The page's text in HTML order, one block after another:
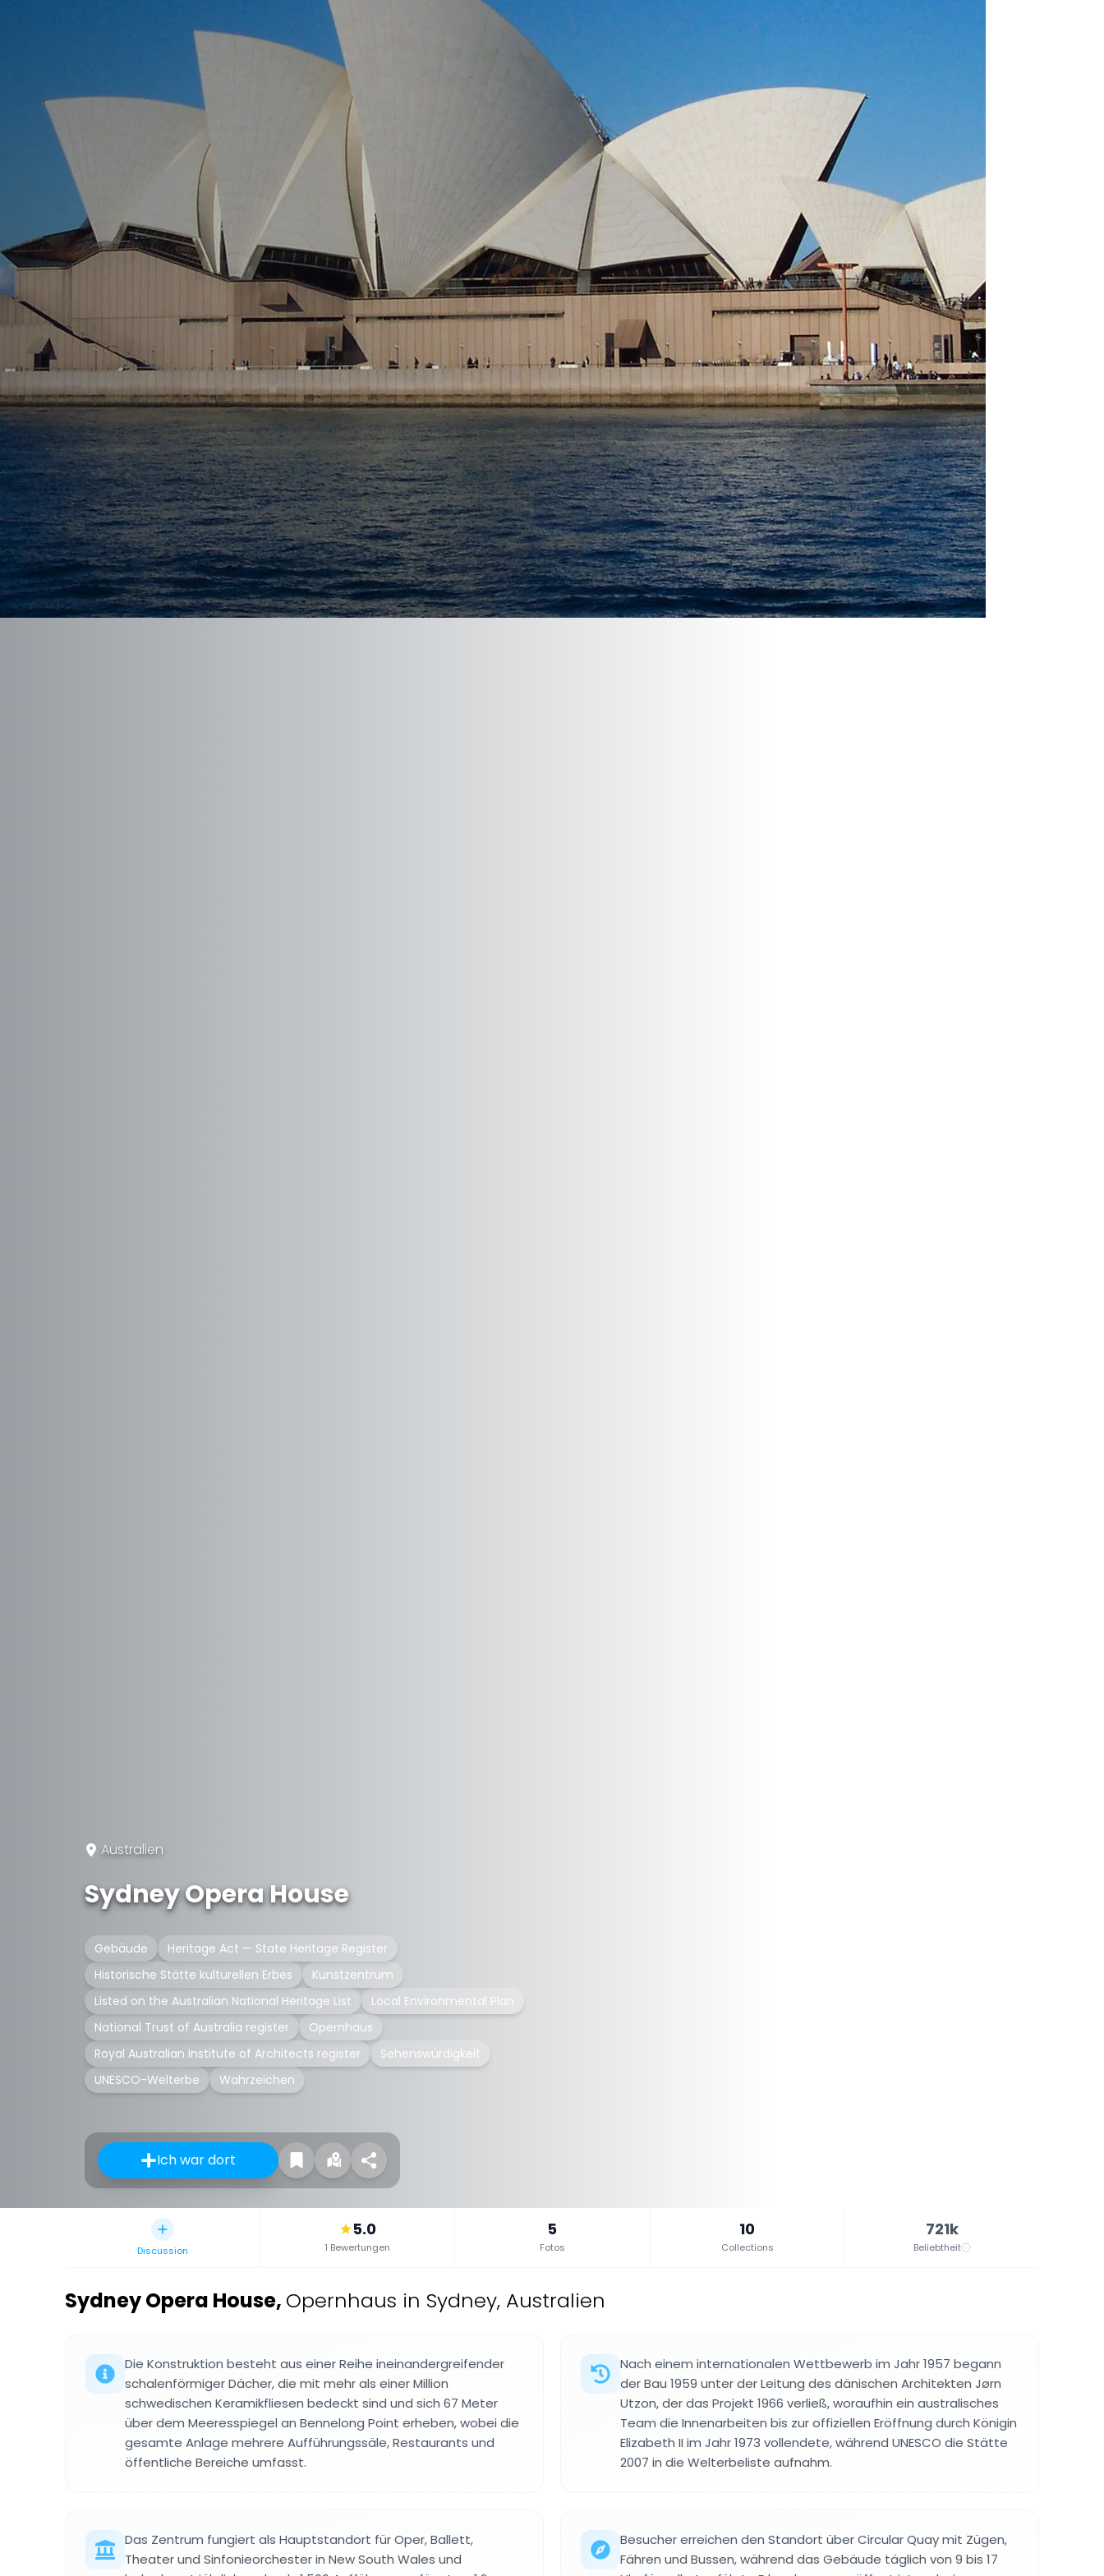
Australien
Sydney Opera House
Gebäude
Heritage Act — State Heritage Register
Historische Stätte kulturellen Erbes
Kunstzentrum
Listed on the Australian National Heritage List
Local Environmental Plan
National Trust of Australia register
Opernhaus
Royal Australian Institute of Architects register
Sehenswürdigkeit
UNESCO-Welterbe
Wahrzeichen
Ich war dort
Discussion
5.0
1 Bewertungen
5
Fotos
10
Collections
721k
Beliebtheit
Sydney Opera House, Opernhaus in Sydney, Australien
Die Konstruktion besteht aus einer Reihe ineinandergreifender
schalenförmiger Dächer, die mit mehr als einer Million
schwedischen Keramikfliesen bedeckt sind und sich 67 Meter
über dem Meeresspiegel an Bennelong Point erheben, wobei die
gesamte Anlage mehrere Aufführungssäle, Restaurants und
öffentliche Bereiche umfasst.
Nach einem internationalen Wettbewerb im Jahr 1957 begann
der Bau 1959 unter der Leitung des dänischen Architekten Jørn
Utzon, der das Projekt 1966 verließ, woraufhin ein australisches
Team die Innenarbeiten bis zur offiziellen Eröffnung durch Königin
Elizabeth II im Jahr 1973 vollendete, während UNESCO die Stätte
2007 in die Welterbeliste aufnahm.
Das Zentrum fungiert als Hauptstandort für Oper, Ballett,
Theater und Sinfonieorchester in New South Wales und
Besucher erreichen den Standort über Circular Quay mit Zügen,
Fähren und Bussen, während das Gebäude täglich von 9 bis 17